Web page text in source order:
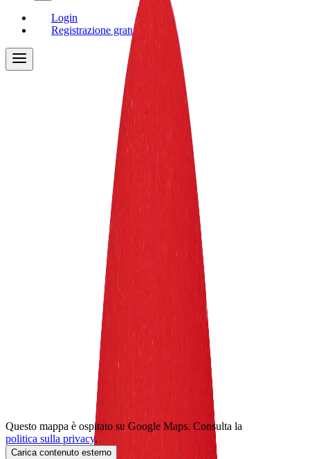
Login
Registrazione gratuita
Questo mappa è ospitato su Google Maps. Consulta la
politica sulla privacy.
Carica contenuto esterno